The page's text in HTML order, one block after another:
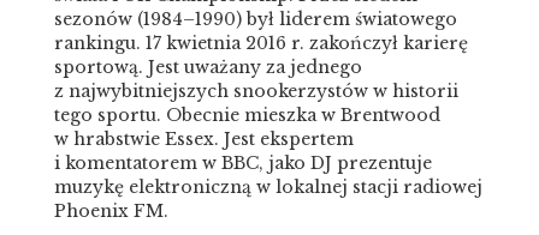
sezonów (1984–1990) był liderem światowego
rankingu. 17 kwiet​nia 2016 r. zakończył karierę
sportową. Jest uważany za jednego
z najwybitniejszych snookerzystów w historii
tego sportu. Obecnie mieszka w Brentwood
w hrabstwie Essex. Jest ekspertem
i komentatorem w BBC, jako DJ prezentuje
muzykę elektroniczną w lokalnej stacji radiowej
Phoenix FM.